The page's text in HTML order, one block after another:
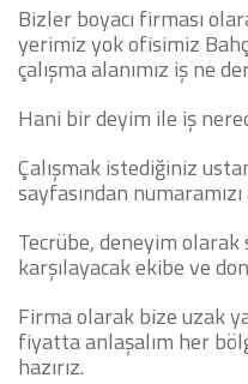
Bizler boyacı firması
yerimiz yok ofisimiz
çalışma alanımız iş ne
Hani bir deyim ile iş
Çalışmak istediğiniz
sayfasından
Tecrübe, deneyim olarak
karşılayacak ekibe ve
Firma olarak bize uzak
fiyatta anlaşalım her
hazırız.